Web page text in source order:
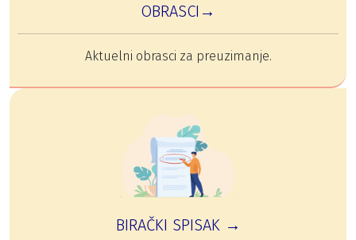
OBRASCI→
Aktuelni obrasci za preuzimanje.
BIRAČKI SPISAK →